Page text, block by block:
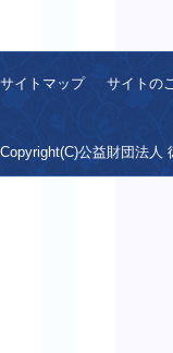
サイトマップ サイトの
Copyright(C)公益財団法人